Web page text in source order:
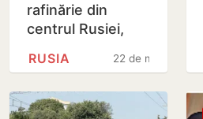
rafinărie din
centrul Rusiei,
după un nou atac
ucrainene
22 de minute
RUSIA